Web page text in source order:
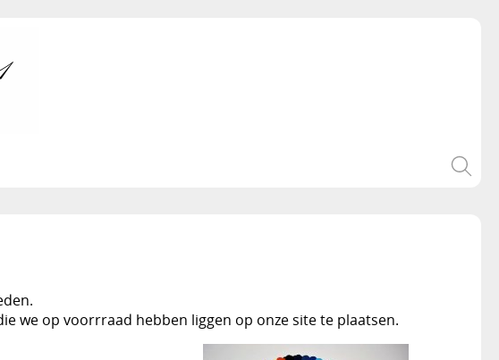
we op voorrraad hebben liggen op onze site te plaatsen.